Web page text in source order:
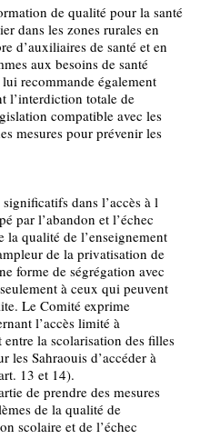
de qualité pour la santé
dans les zones rurales en
d’auxiliaires de santé et en
aux besoins de santé
recommande également
l’interdiction totale de
compatible avec les
mesures pour prévenir les
dans l’accès à l
par l’abandon et l’échec
la qualité de l’enseignement
de la privatisation de
forme de ségrégation avec
à ceux qui peuvent
Le Comité exprime
l’accès limité à
entre la scolarisation des filles
les Sahraouis d’accéder à
13 et 14).
de prendre des mesures
de la qualité de
scolaire et de l’échec